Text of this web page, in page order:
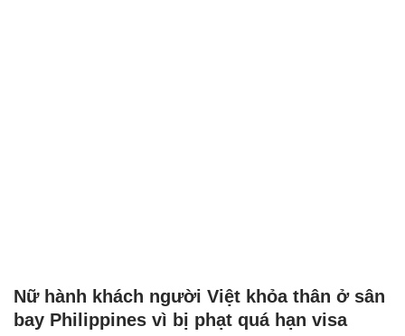
Nữ hành khách người Việt khỏa thân ở sân
bay Philippines vì bị phạt quá hạn visa